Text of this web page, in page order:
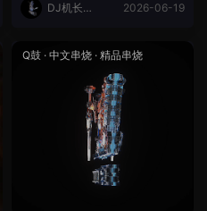
DJ机长云
2026-06-19
Q鼓 · 中文串烧 · 精品串烧